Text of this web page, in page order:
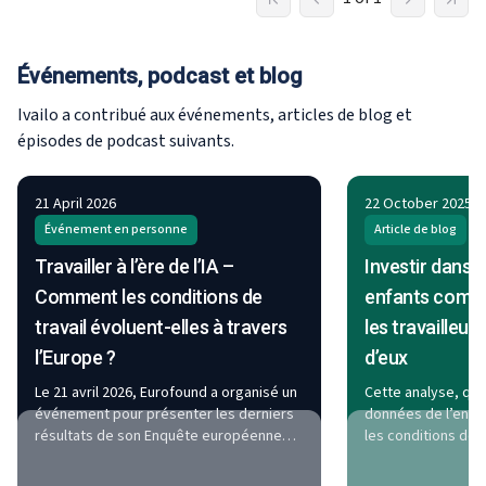
Événements, podcast et blog
Ivailo a contribué aux événements, articles de blog et
épisodes de podcast suivants.
21 April 2026
Événement en personne
Travailler à l’ère de l’IA –
Comment les conditions de
travail évoluent-elles à travers
l’Europe ?
Le 21 avril 2026, Eurofound a organisé un
événement pour présenter les derniers
résultats de son Enquête européenne
22 October 2025
Article de blog
Investir dans
enfants
les
d’eux
Cette analyse, qui
données de
les conditions de